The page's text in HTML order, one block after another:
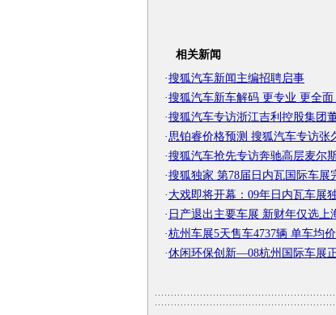
相关新闻
·搜狐汽车新闻主编招聘启事
·搜狐汽车新车解码 更专业 更全面
·搜狐汽车专访浙江吉利控股集团
·思铂睿价格预测 搜狐汽车专访张
·搜狐汽车抢先专访奔驰高层麦尔
·搜狐独家 第78届日内瓦国际车展
· 大戏即将开幕：09年日内瓦车展
· 日产退出主要车展 新财年仅选上
·杭州车展5天售车4737辆 单车均
·休闲环保创新—08杭州国际车展